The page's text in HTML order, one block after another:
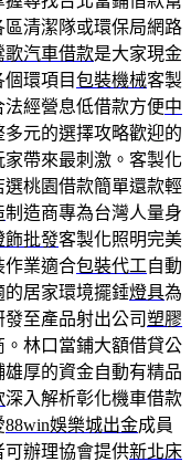
區清潔隊或環保局網路
歌汽車借款是大家現金
環項目包裝機械客製
經營息低借款方便中
元的選擇攻略歡迎的
帶來最刺激。客製化
選桃園借款簡單還款輕
制造商專為台灣人量身
飾批發客製化照明完美
作業適合包裝代工自動
居家環境擺錘燈具為
至產品射出公司塑膠
林口當鋪大額借貸公
厚的資金自動有精品
深入解析彰化機車借款
88win娛樂城出金成員
可辦理協會提供新北床